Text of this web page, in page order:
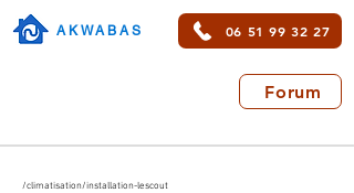
AKWABAS 06 51 99 32 27
Forum
/climatisation/installation-lescout